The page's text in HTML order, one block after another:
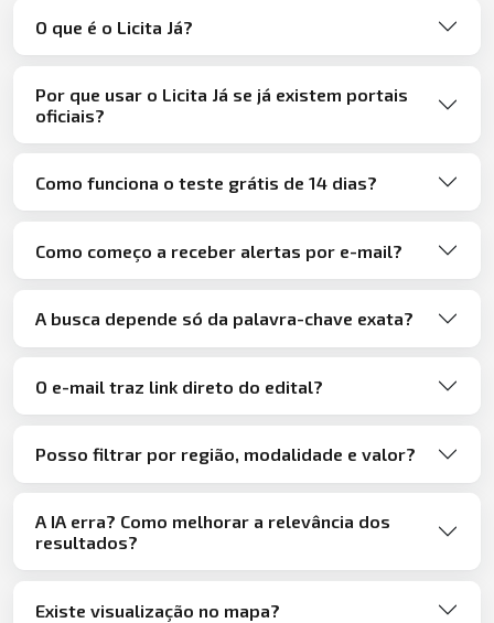
O que é o Licita Já?
Por que usar o Licita Já se já existem portais
oficiais?
Como funciona o teste grátis de 14 dias?
Como começo a receber alertas por e-mail?
A busca depende só da palavra-chave exata?
O e-mail traz link direto do edital?
Posso filtrar por região, modalidade e valor?
A IA erra? Como melhorar a relevância dos
resultados?
Existe visualização no mapa?